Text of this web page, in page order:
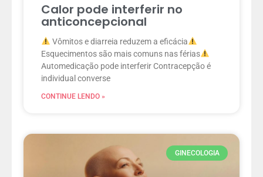
Calor pode interferir no
anticoncepcional
Vômitos e diarreia reduzem a eficácia
Esquecimentos são mais comuns nas férias
Automedicação pode interferir Contracepção é
individual converse
CONTINUE LENDO »
GINECOLOGIA